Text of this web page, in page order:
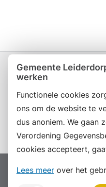
Gemeente
werken
Functionele cookies
ons om de website te
dus anoniem. We gaan
Verordening
cookies accepteert,
Lees meer over het
Contact
Proclaimer